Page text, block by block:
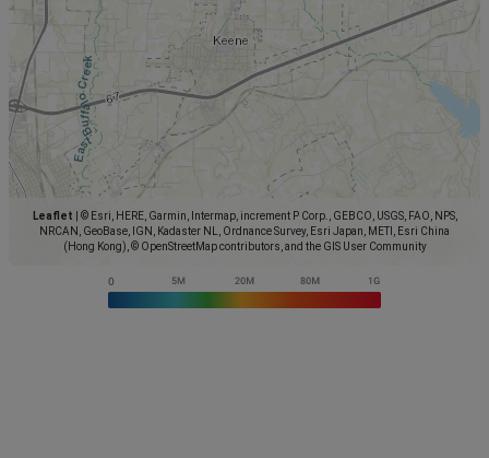
Leaflet
© Esri, HERE, Garmin, Intermap, increment P Corp., GEBCO, USGS, FAO, NPS,
NRCAN, GeoBase, IGN, Kadaster NL, Ordnance Survey, Esri Japan, METI, Esri China
(Hong Kong), © OpenStreetMap contributors, and the GIS User Community